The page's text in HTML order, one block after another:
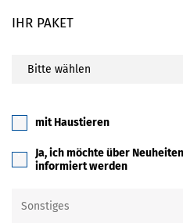
IHR PAKET
mit Haustieren
Ja, ich möchte über
informiert werden